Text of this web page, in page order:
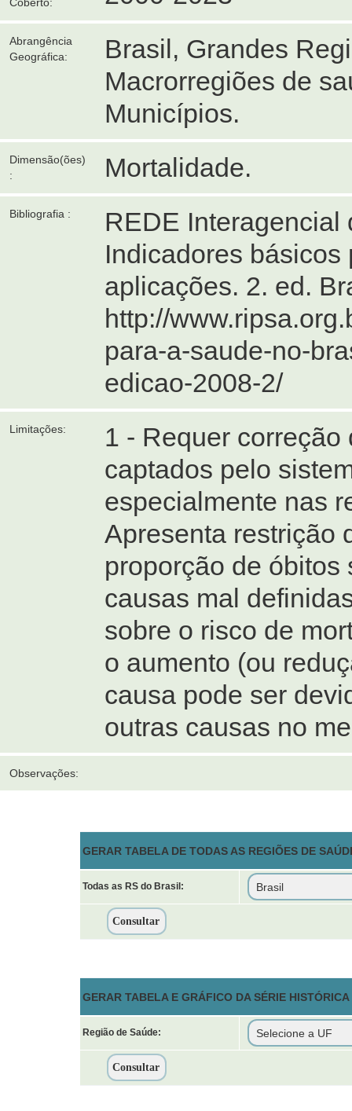
Abrangência
Geográfica:
Brasil, Grandes
Macrorregiões de
Municípios.
Dimensão(ões)
:
Mortalidade.
Bibliografia :
REDE Interagencial
Indicadores
aplicações. 2. ed.
http://
para-a-saude-no-
edicao-2008-2/
Limitações:
1 - Requer
captados pelo
especialmente nas
Apresenta restrição
proporção de
causas mal
sobre o risco de
o aumento (ou
causa pode ser
outras causas no
Observações:
GERAR TABELA DE TODAS AS REGIÕES DE
Todas as RS do Brasil:
GERAR TABELA E GRÁFICO DA SÉRIE
Região de Saúde: